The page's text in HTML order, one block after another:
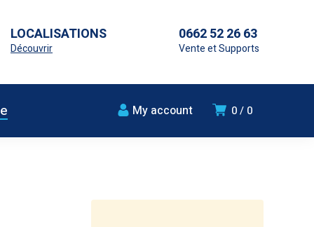
LOCALISATIONS
Découvrir
0662 52 26 63
Vente et Supports
0 0
My account